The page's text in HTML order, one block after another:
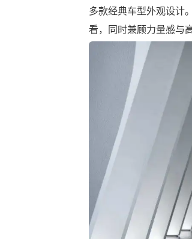
多款经典车型外观设计
看，同时兼顾力量感与